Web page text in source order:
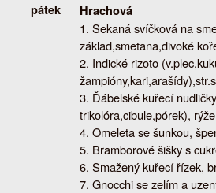
pátek
Hrachová
Sekaná svíčková na
základ,smetana,divoké
Indické rizoto
Ďábelské kuřecí
trikolóra,cibule,pórek), rýže
Omeleta se šunkou,
Bramborové šišky s
Smažený kuřecí řízek,
Gnocchi se zelím a